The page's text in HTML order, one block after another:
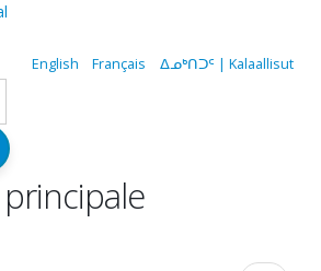
English Français ᐃᓄᒃᑎᑐᑦ | Kalaallisut